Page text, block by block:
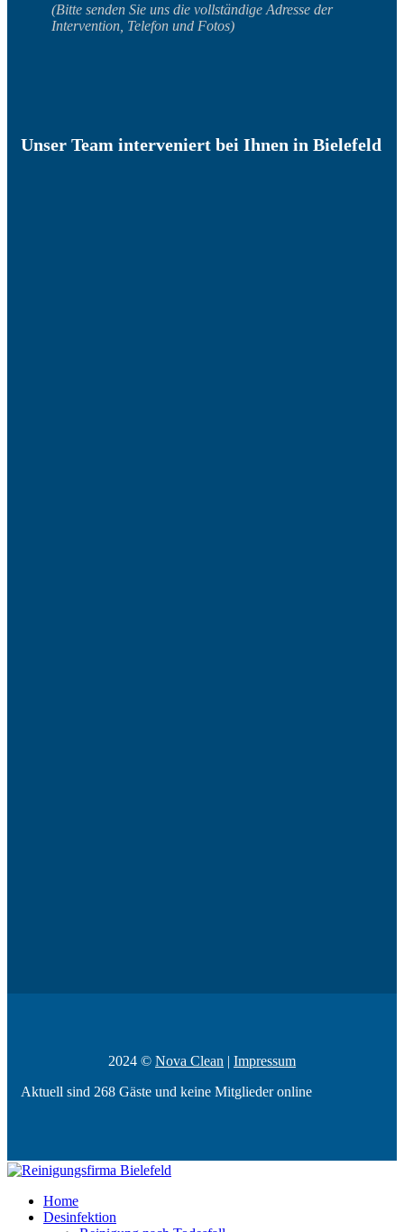
(Bitte senden Sie uns die vollständige Adresse der
Intervention, Telefon und Fotos)
Unser Team interveniert bei Ihnen in Bielefeld
2024 © Nova Clean | Impressum
Aktuell sind 268 Gäste und keine Mitglieder online
Home
Desinfektion